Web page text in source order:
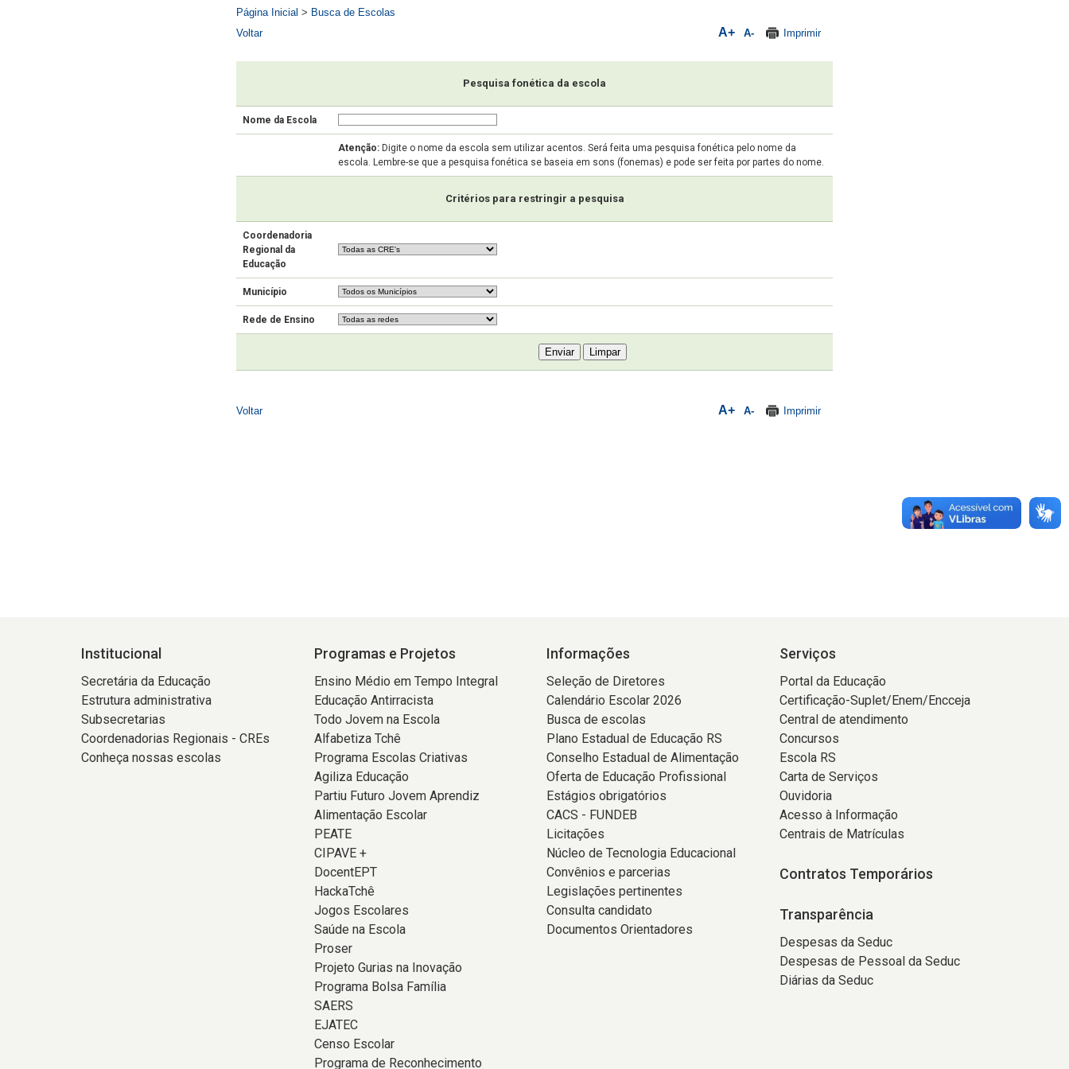
Institucional
Secretária da Educação
Estrutura administrativa
Subsecretarias
Coordenadorias Regionais - CREs
Conheça nossas escolas
Programas e Projetos
Ensino Médio em Tempo Integral
Educação Antirracista
Todo Jovem na Escola
Alfabetiza Tchê
Programa Escolas Criativas
Agiliza Educação
Partiu Futuro Jovem Aprendiz
Alimentação Escolar
PEATE
CIPAVE +
DocentEPT
HackaTchê
Jogos Escolares
Saúde na Escola
Proser
Projeto Gurias na Inovação
Programa Bolsa Família
SAERS
EJATEC
Censo Escolar
Programa de Reconhecimento
Informações
Seleção de Diretores
Calendário Escolar 2026
Busca de escolas
Plano Estadual de Educação RS
Conselho Estadual de Alimentação
Oferta de Educação Profissional
Estágios obrigatórios
CACS - FUNDEB
Licitações
Núcleo de Tecnologia Educacional
Convênios e parcerias
Legislações pertinentes
Consulta candidato
Documentos Orientadores
Serviços
Portal da Educação
Certificação-Suplet/Enem/Encceja
Central de atendimento
Concursos
Escola RS
Carta de Serviços
Ouvidoria
Acesso à Informação
Centrais de Matrículas
Contratos Temporários
Transparência
Despesas da Seduc
Despesas de Pessoal da Seduc
Diárias da Seduc